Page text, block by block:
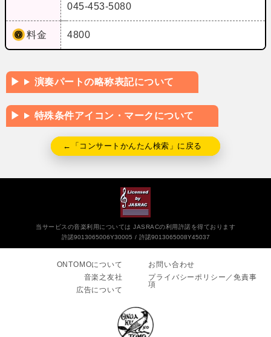
045-453-5080
料金 4800
演奏パートの略称表記について
特殊条件アイコン・マークについて
←「コンサートかんたん検索」に戻る
当サービスの音楽利用については JASRACの利用許諾を得ております
許諾9013065006Y30005
許諾9013065008Y45037
ONTOMOについて
音楽之友社
広告について
お問い合わせ
プライバシーポリシー／免責事
項